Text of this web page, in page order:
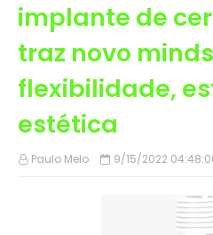
implante de
traz novo
flexibilidade,
estética
Paulo Melo 9/15/2022